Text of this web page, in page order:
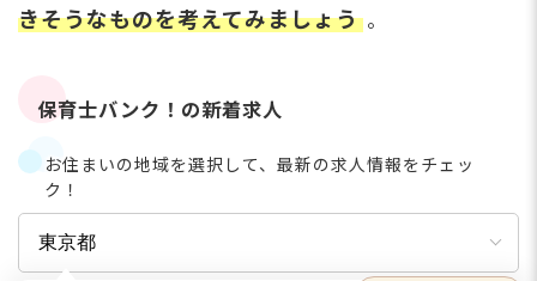
きそうなものを考えてみましょう 。
保育士バンク！の新着求人
お住まいの地域を選択して、最新の求人情報をチェッ
ク！